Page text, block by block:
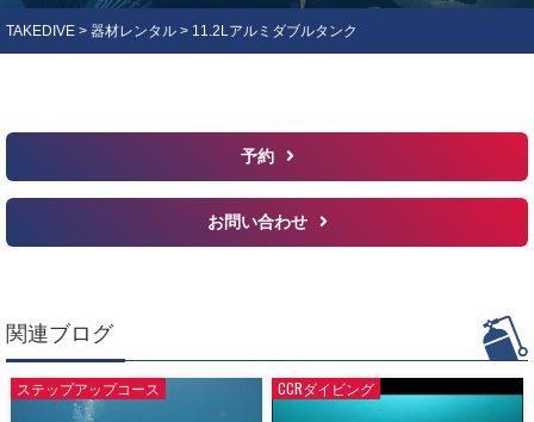
TAKEDIVE > 器材レンタル > 11.2Lアルミダブルタンク
予約
お問い合わせ
関連ブログ
ステップアップコース CCRダイビング